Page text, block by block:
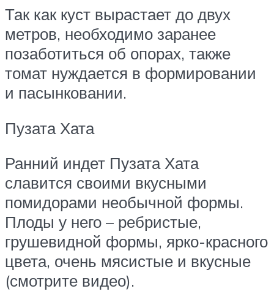
Так как куст вырастает до двух
метров, необходимо заранее
позаботиться об опорах, также
томат нуждается в формировании
и пасынковании.
Пузата Хата
Ранний индет Пузата Хата
славится своими вкусными
помидорами необычной формы.
Плоды у него – ребристые,
грушевидной формы, ярко-красного
цвета, очень мясистые и вкусные
(смотрите видео).